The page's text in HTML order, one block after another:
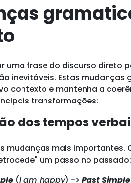
uma frase do discurso direto
inevitáveis. Estas mudanças
contexto e mantenha a
transformações:
dos tempos
mudanças mais importantes.
um passo no passado:
(I am happy) ->Past Simple